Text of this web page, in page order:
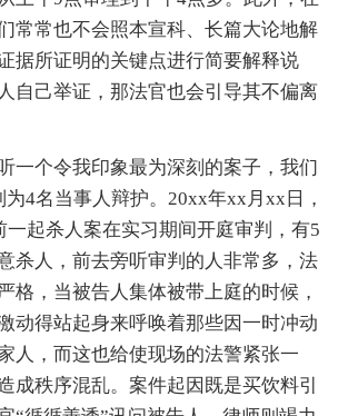
常常也不会照本宣科、长篇大论地解
据所证明的关键点进行简要解释说
自己举证，那法官也会引导其不偏离
个令我印象最为深刻的案子，我们
为4名当事人辩护。20xx年xx月xx日，
起杀人案在实习期间开庭审判，有5
杀人，前去旁听审判的人非常多，法
格，当被告人集体被带上庭的时候，
动得站起身来呼唤着那些因一时冲动
人，而这也给使现场的法警紧张一
成秩序混乱。案件起因既是买饮料引